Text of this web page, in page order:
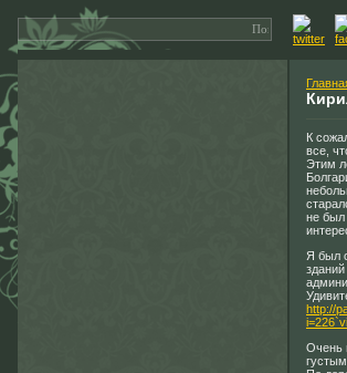
К
все,
Этим
не был
Я был
http://
Очень